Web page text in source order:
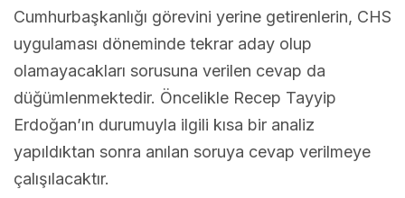
Cumhurbaşkanlığı görevini yerine getirenlerin, CHS
uygulaması döneminde tekrar aday olup
olamayacakları sorusuna verilen cevap da
düğümlenmektedir. Öncelikle Recep Tayyip
Erdoğan’ın durumuyla ilgili kısa bir analiz
yapıldıktan sonra anılan soruya cevap verilmeye
çalışılacaktır.